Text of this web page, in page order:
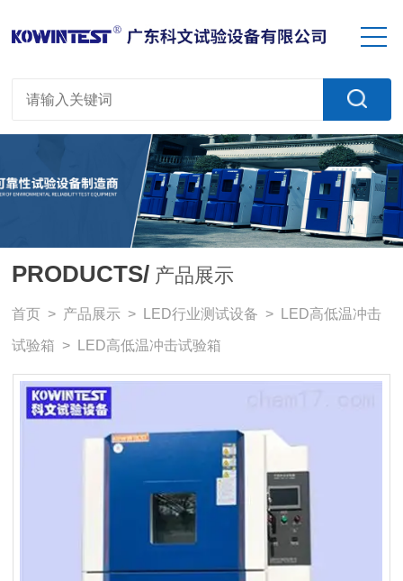
PRODUCTS/ 产品展示
首页 > 产品展示 > LED行业测试设备 > LED高低温冲击
试验箱 > LED高低温冲击试验箱